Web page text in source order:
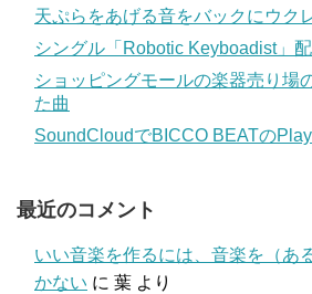
天ぷらをあげる音をバックにウク
シングル「Robotic Keyboadist」
ショッピングモールの楽器売り場
た曲
SoundCloudでBICCO BEATの
最近のコメント
いい音楽を作るには、音楽を（あ
かない に 葉 より